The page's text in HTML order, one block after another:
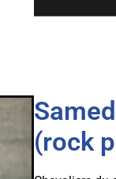
(rock